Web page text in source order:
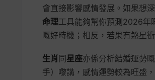
會直接影響感情發展。如果想
命理工具能夠幫你預測2026年
嘅好時機；相反，若果有煞星
生肖 同星座亦係分析結婚運勢
手）嚟講，感情運勢較為旺盛